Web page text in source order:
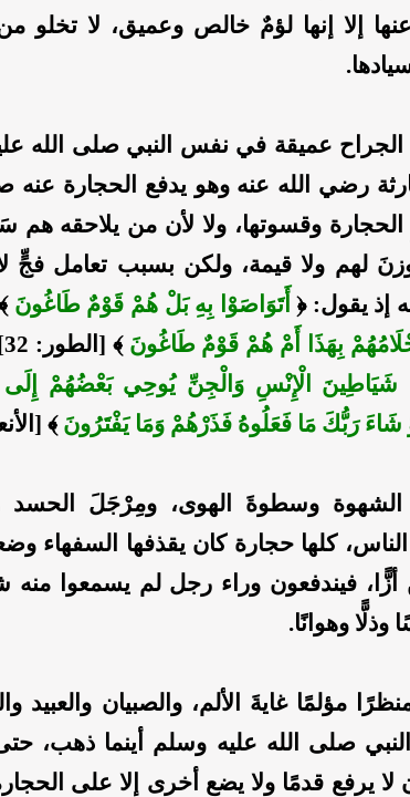
إلا إنها لؤمٌ خالص وعميق، لا تخلو
الجراح عميقة في نفس النبي صلى الله
رضي الله عنه وهو يدفع الحجارة عنه
الحجارة وقسوتها، ولا لأن من يلاحقه
وزنَ لهم ولا قيمة، ولكن بسبب تعامل فجٍّ
إذ يقول: ﴿ أَتَوَاصَوْا بِهِ بَلْ هُمْ قَوْمٌ طَاغُونَ
بِهَذَا أَمْ هُمْ قَوْمٌ طَاغُونَ ﴾ [الطور: 32]، ﴿
شَيَاطِينَ الْإِنْسِ وَالْجِنِّ يُوحِي بَعْضُهُمْ
شَاءَ رَبُّكَ مَا فَعَلُوهُ فَذَرْهُمْ وَمَا يَفْتَرُونَ ﴾
وسطوةَ الهوى، ومِرْجَلَ الحسد
كلها حجارة كان يقذفها السفهاء
أزًّا، فيندفعون وراء رجل لم يسمعوا منه
وذلًّا وهوانًا.
مؤلمًا غايةَ الألم، والصبيان
صلى الله عليه وسلم أينما ذهب،
يرفع قدمًا ولا يضع أخرى إلا على